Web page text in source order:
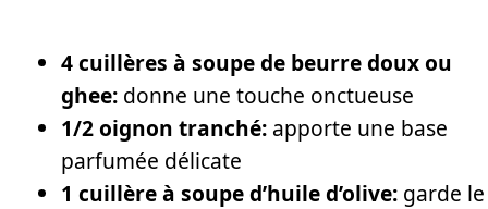
4 cuillères à soupe de beurre doux ou
ghee: donne une touche onctueuse
1/2 oignon tranché: apporte une base
parfumée délicate
1 cuillère à soupe d’huile d’olive: garde le